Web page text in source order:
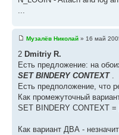
Музалёв Николай » 16 май
2 Dmitriy R.
Есть предложение: на
SET BINDERY CONTEXT.
Есть предположение, что
Как промежуточный
SET BINDERY CONTEXT =
Как вариант ДВА -